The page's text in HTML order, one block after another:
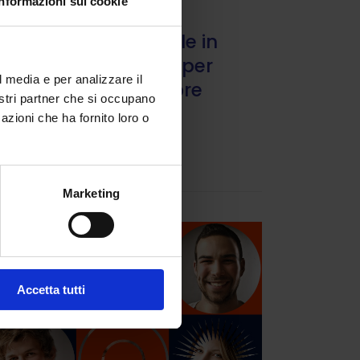
e per analizzare il
partner che si occupano
che ha fornito loro o
Marketing
Accetta tutti
Sciopero generale in
difesa di Flotilla per
Gaza – 3 Ottobre